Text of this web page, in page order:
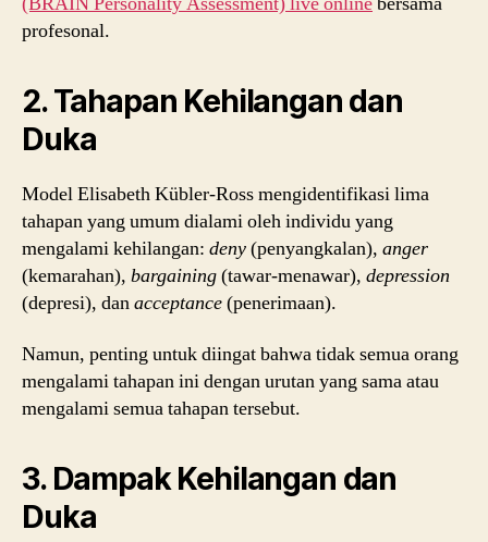
profesonal.
2. Tahapan Kehilangan dan
Duka
Model Elisabeth Kübler-Ross mengidentifikasi lima
tahapan yang umum dialami oleh individu yang
mengalami kehilangan: deny(penyangkalan), anger
(kemarahan), bargaining(tawar-menawar), depression
(depresi), danacceptance(penerimaan).
Namun, penting untuk diingat bahwa tidak semua orang
mengalami tahapan ini dengan urutan yang sama atau
mengalami semua tahapan tersebut.
3. Dampak Kehilangan dan
Duka